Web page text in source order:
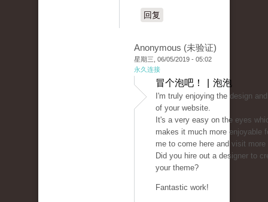
回复
Anonymous (未验证)
星期三, 06/05/2019 - 05:02
永久连接
冒个泡吧！ | 泡泡
I'm truly enjoying the design
of your website.
It's a very easy on the eyes
makes it much more enjoyable
me to come here and visit more
Did you hire out a designer to
your theme?
Fantastic work!